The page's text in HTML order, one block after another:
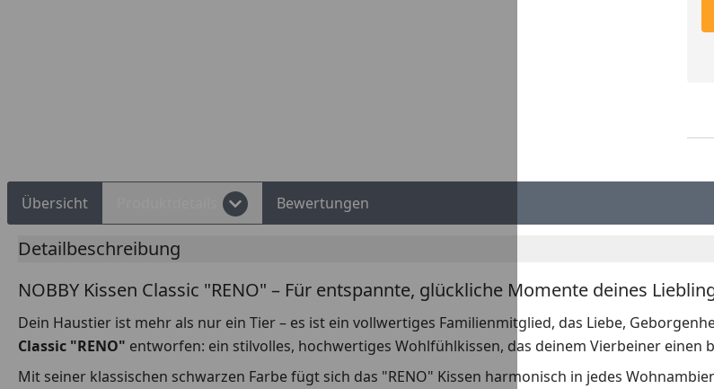
Übersicht Bewertungen
Detailbeschreibung
NOBBY Kissen Classic "RENO" – Für entspannte, glückliche Momente deines
Dein Haustier ist mehr als nur ein Tier – es ist ein vollwertiges Familienmitglied, das Liebe,
Classic "RENO" entworfen: ein stilvolles, hochwertiges Wohlfühlkissen, das deinem Vierbeiner einen
Mit seiner klassischen schwarzen Farbe fügt sich das "RENO" Kissen harmonisch in jedes